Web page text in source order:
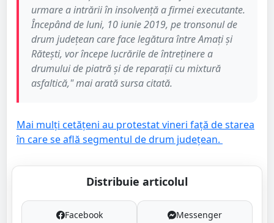
urmare a intrării în insolvență a firmei executante.
Începând de luni, 10 iunie 2019, pe tronsonul de
drum județean care face legătura între Amați și
Rătești, vor începe lucrările de întreținere a
drumului de piatră și de reparații cu mixtură
asfaltică," mai arată sursa citată.
Mai mulți cetățeni au protestat vineri față de starea
în care se află segmentul de drum județean.
Distribuie articolul
Facebook Messenger